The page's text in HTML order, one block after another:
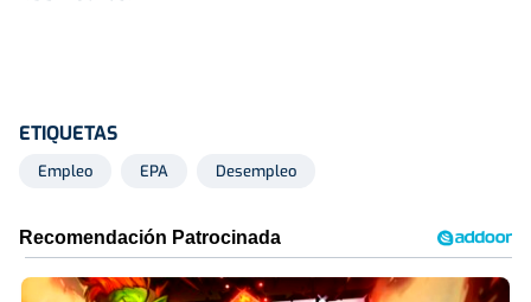
ETIQUETAS
Empleo EPA Desempleo